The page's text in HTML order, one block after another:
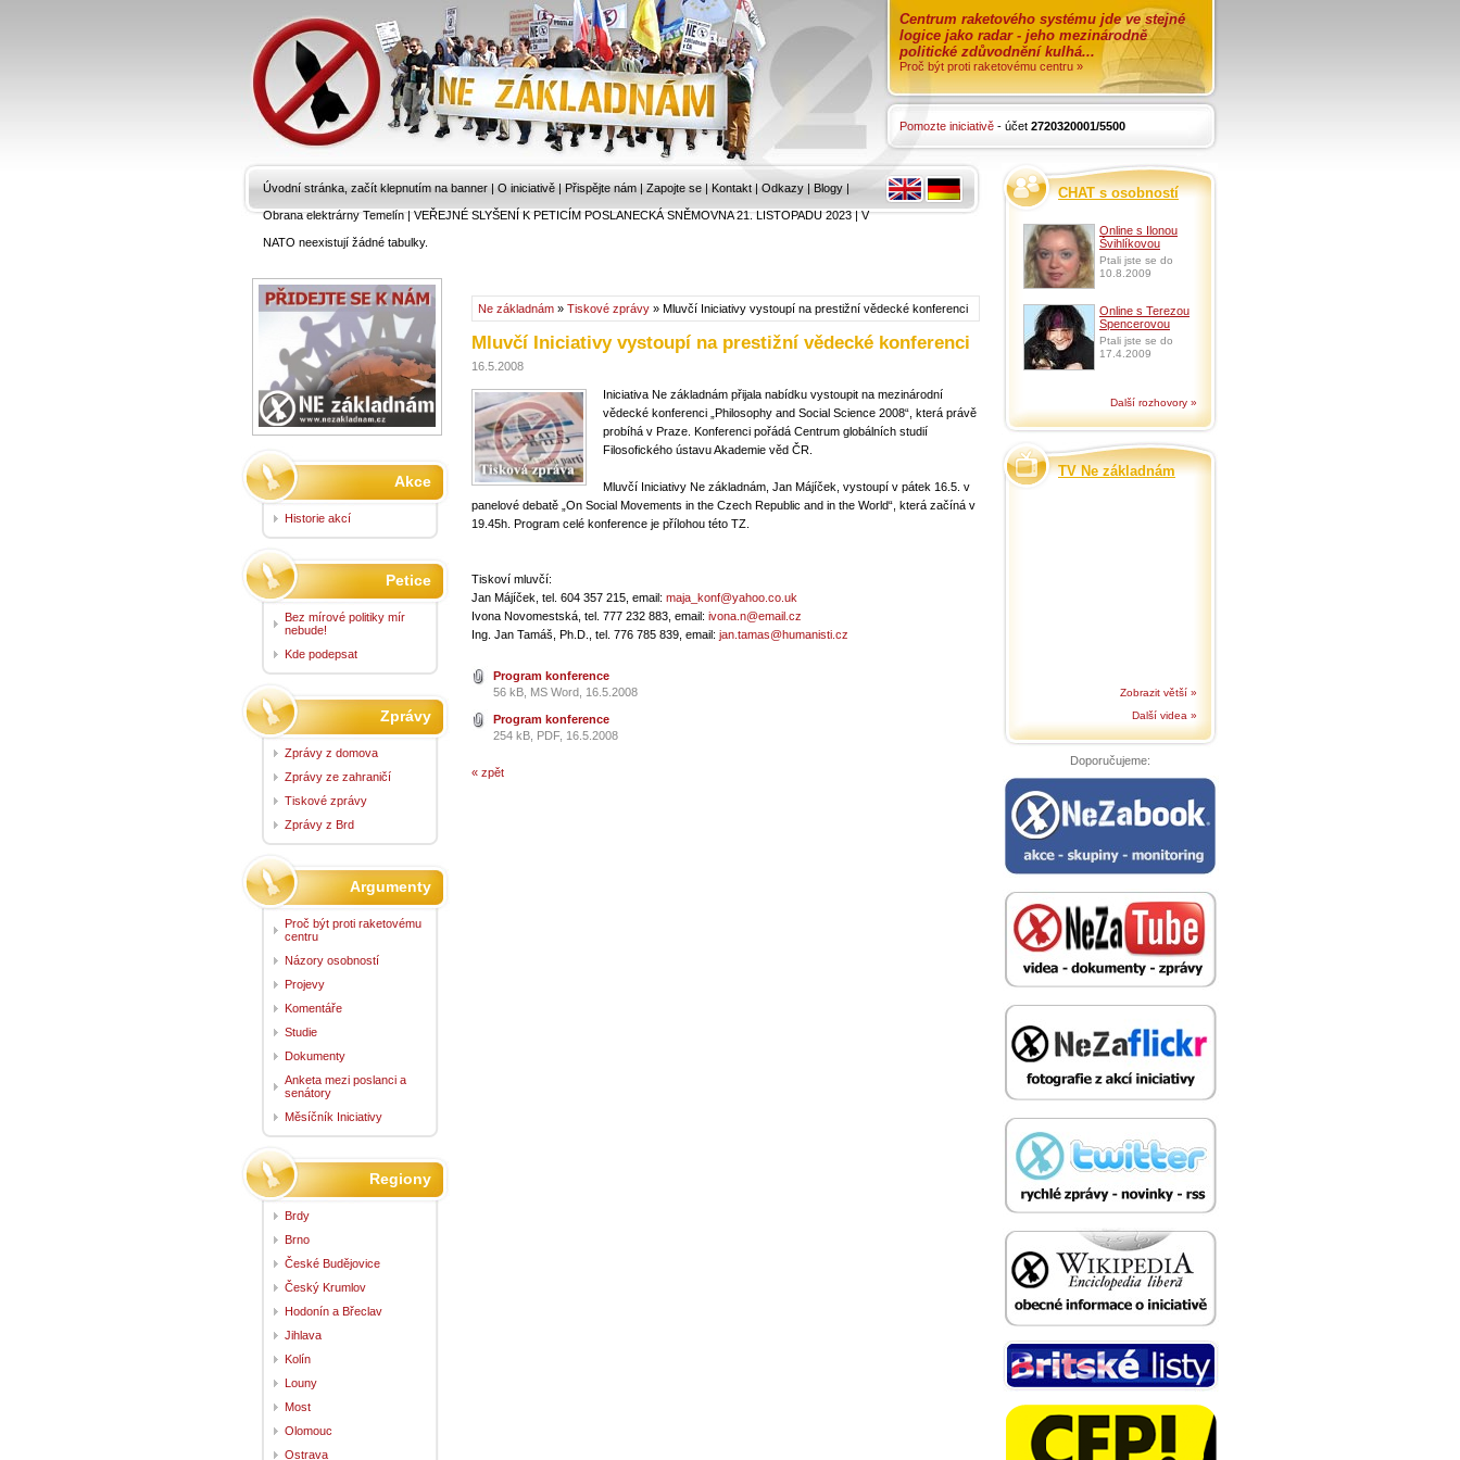
Centrum raketového systému jde ve stejné
logice jako radar - jeho mezinárodně
politické zdůvodnění kulhá...
Proč být proti raketovému centru »
Pomozte iniciativě - účet 2720320001/5500
Úvodní stránka, začít klepnutím na banner | O iniciativě | Přispějte nám | Zapojte se | Kontakt | Odkazy | Blogy |
Obrana elektrárny Temelín|VEŘEJNÉ SLYŠENÍ K PETICÍM POSLANECKÁ SNĚMOVNA 21. LISTOPADU 2023|V
NATO neexistují žádné tabulky.
Ne základnám » Tiskové zprávy » Mluvčí Iniciativy vystoupí na prestižní vědecké konferenci
Mluvčí Iniciativy vystoupí na prestižní vědecké konferenci
16.5.2008
Iniciativa Ne základnám přijala nabídku vystoupit na mezinárodní
vědecké konferenci „Philosophy and Social Science 2008“, která právě
probíhá v Praze. Konferenci pořádá Centrum globálních studií
Filosofického ústavu Akademie věd ČR.
Mluvčí Iniciativy Ne základnám, Jan Májíček, vystoupí v pátek 16.5. v
panelové debatě „On Social Movements in the Czech Republic and in the World“, která začíná v
19.45h. Program celé konference je přílohou této TZ.
Tiskoví mluvčí:
Jan Májíček, tel. 604 357 215, email: maja_konf@yahoo.co.uk
Ivona Novomestská, tel. 777 232 883, email: ivona.n@email.cz
Ing. Jan Tamáš, Ph.D., tel. 776 785 839, email: jan.tamas@humanisti.cz
Program konference
56 kB, MS Word, 16.5.2008
Program konference
254 kB, PDF, 16.5.2008
« zpět
Akce
Historie akcí
Petice
Bez mírové politiky mír
nebude!
Kde podepsat
Zprávy
Zprávy z domova
Zprávy ze zahraničí
Tiskové zprávy
Zprávy z Brd
Argumenty
Proč být proti raketovému
centru
Názory osobností
Projevy
Komentáře
Studie
Dokumenty
Anketa mezi poslanci a
senátory
Měsíčník Iniciativy
Regiony
Brdy
Brno
České Budějovice
Český Krumlov
Hodonín a Břeclav
Jihlava
Kolín
Louny
Most
Olomouc
Ostrava
CHAT s osobností
Online s Ilonou
Švihlíkovou
Ptali jste se do
10.8.2009
Online s Terezou
Spencerovou
Ptali jste se do
17.4.2009
Další rozhovory »
TV Ne základnám
Zobrazit větší »
Další videa »
Doporučujeme: